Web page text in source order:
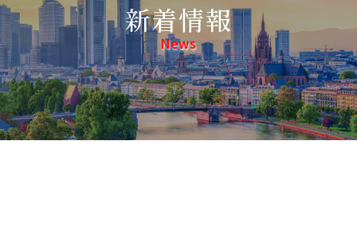
新着情報
News